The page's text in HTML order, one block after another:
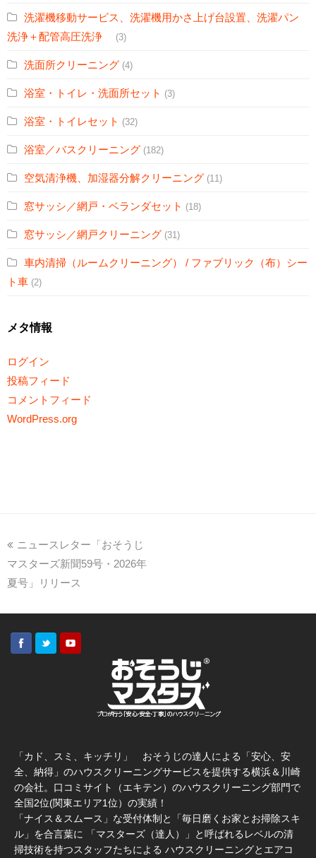
洗濯機移動サービス、洗濯機用かさ上げ台設置、洗濯パン
洗浄＋配管高圧洗浄
(3)
洗面所クリーニング (4)
浴室・トイレ・洗面所セット (3)
浴室・トイレセット (32)
浴室／バスクリーニング (182)
空気清浄機、加湿器分解クリーニング (11)
窓サッシ／網戸・ベランダセット (18)
窓サッシ／網戸クリーニング (31)
車内清掃（ルームクリーニング） / ファブリック（布）シー
ト車 (2)
メタ情報
ログイン
投稿フィード
コメントフィード
WordPress.org
ニュースレター「おそうじ
マスターズ新聞59号・2026年
夏号」リリース
「カド、スミ、キッチリ」 おそうじの達人による「安心、安
全、納得」のハウスクリーニングサービスを提供する横浜＆川崎
の会社。口コミサイト（エキテン）のハウスクリーニング部門で
全国2位(関東エリア1位）の実績！
「ナイス＆スムース」な受付体制と「毎日磨くお家とお掃除スキ
ル」を合言葉に 「マスターズ（達人）」と呼ばれるレベルの清
掃技術を持つスタッフたちによる ハウスクリーニングとエアコ